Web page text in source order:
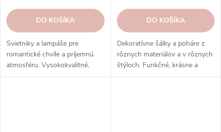
DO KOŠÍKA
Svietniky a lampáše pre
romantické chvíle a príjemnú
atmosféru. Vysokokvalitné,
bezpečné a estetické. Skvelý
DO KOŠÍKA
Dekoratívne šálky a poháre z
rôznych materiálov a v rôznych
štýloch. Funkčné, krásne a
praktické. Skvelý darček a